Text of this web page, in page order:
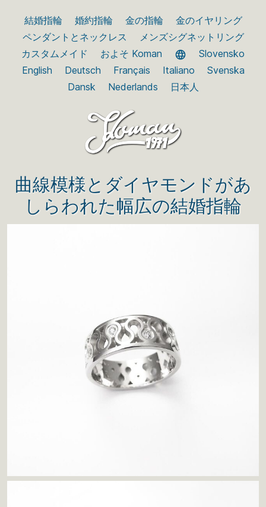
結婚指輪 婚約指輪 金の指輪
金のイヤリング
ペンダントとネックレス
メンズシグネットリング
カスタムメイド
およそ Koman
Slovensko
English
Deutsch Français Italiano
Svenska
Dansk
Nederlands 日本人
曲線模様とダイヤモンドがあ
しらわれた幅広の結婚指輪